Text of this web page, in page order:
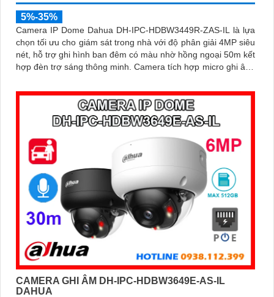
5%-35%
Camera IP Dome Dahua DH-IPC-HDBW3449R-ZAS-IL là lựa
chọn tối ưu cho giám sát trong nhà với độ phân giải 4MP siêu
nét, hỗ trợ ghi hình ban đêm có màu nhờ hồng ngoại 50m kết
hợp đèn trợ sáng thông minh. Camera tích hợp micro ghi âm,
và xe giúp cảnh báo hiệu quả hơn
CAMERA GHI ÂM DH-IPC-HDBW3649E-AS-IL
DAHUA